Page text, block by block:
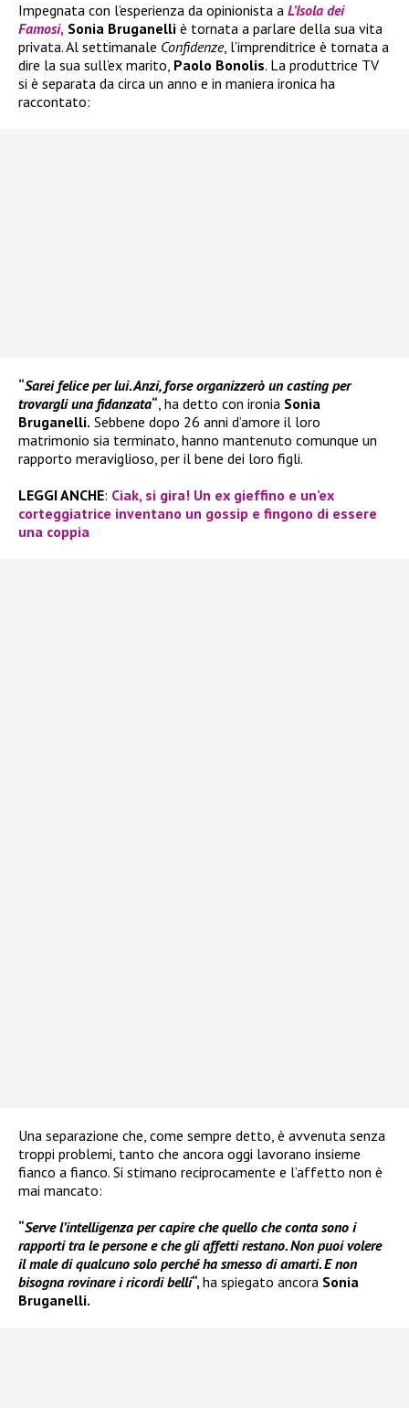
Impegnata con l’esperienza da opinionista a L’Isola dei
Famosi, Sonia Bruganelli è tornata a parlare della sua vita
privata. Al settimanale Confidenze, l’imprenditrice è tornata a
dire la sua sull’ex marito, Paolo Bonolis. La produttrice TV
si è separata da circa un anno e in maniera ironica ha
raccontato:
“Sarei felice per lui. Anzi, forse organizzerò un casting per
trovargli una fidanzata“, ha detto con ironia Sonia
Bruganelli. Sebbene dopo 26 anni d’amore il loro
matrimonio sia terminato, hanno mantenuto comunque un
rapporto meraviglioso, per il bene dei loro figli.
LEGGI ANCHE: Ciak, si gira! Un ex gieffino e un’ex
corteggiatrice inventano un gossip e fingono di essere
una coppia
Una separazione che, come sempre detto, è avvenuta senza
troppi problemi, tanto che ancora oggi lavorano insieme
fianco a fianco. Si stimano reciprocamente e l’affetto non è
mai mancato:
“Serve l’intelligenza per capire che quello che conta sono i
rapporti tra le persone e che gli affetti restano. Non puoi volere
il male di qualcuno solo perché ha smesso di amarti. E non
bisogna rovinare i ricordi belli“,ha spiegato ancora Sonia
Bruganelli.